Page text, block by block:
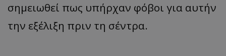
σημειωθεί πως υπήρχαν φόβοι για αυτήν
την εξέλιξη πριν τη σέντρα.